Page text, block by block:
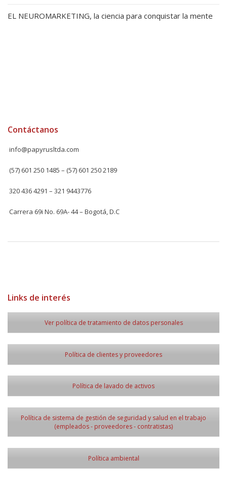
EL NEUROMARKETING, la ciencia para conquistar la mente
Contáctanos
info@papyrusltda.com
(57) 601 250 1485 – (57) 601 250 2189
320 436 4291 – 321 9443776
Carrera 69i No. 69A- 44 – Bogotá, D.C
Links de interés
Ver política de tratamiento de datos personales
Política de clientes y proveedores
Política de lavado de activos
Política de sistema de gestión de seguridad y salud en el trabajo
(empleados - proveedores - contratistas)
Política ambiental